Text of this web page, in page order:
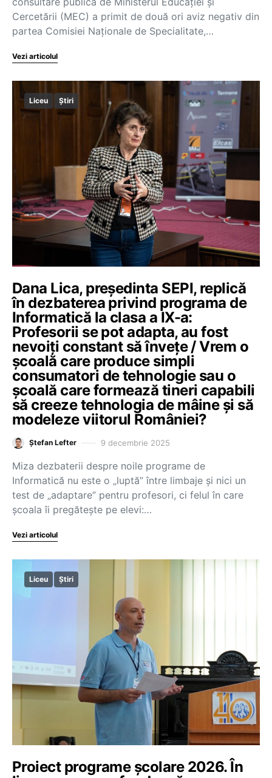
Cercetării (MEC) a primit de două ori aviz negativ din
partea Comisiei Naționale de Specialitate,…
Vezi articolul
Liceu Știri
Dana Lica, președinta SEPI, replică
în dezbaterea privind programa de
Informatică la clasa a IX-a:
Profesorii se pot adapta, au fost
nevoiți constant să învețe / Vrem o
școală care produce simpli
consumatori de tehnologie sau o
școală care formează tineri capabili
să creeze tehnologia de mâine și să
modeleze viitorul României?
Ștefan Lefter 9 decembrie 2025
Miza dezbaterii despre noile programe de
Informatică nu este o „luptă” între limbaje și nici un
test de „adaptare” pentru profesori, ci felul în care
școala îi pregătește pe elevi:…
Vezi articolul
Liceu Știri
Proiect programe școlare 2026. În